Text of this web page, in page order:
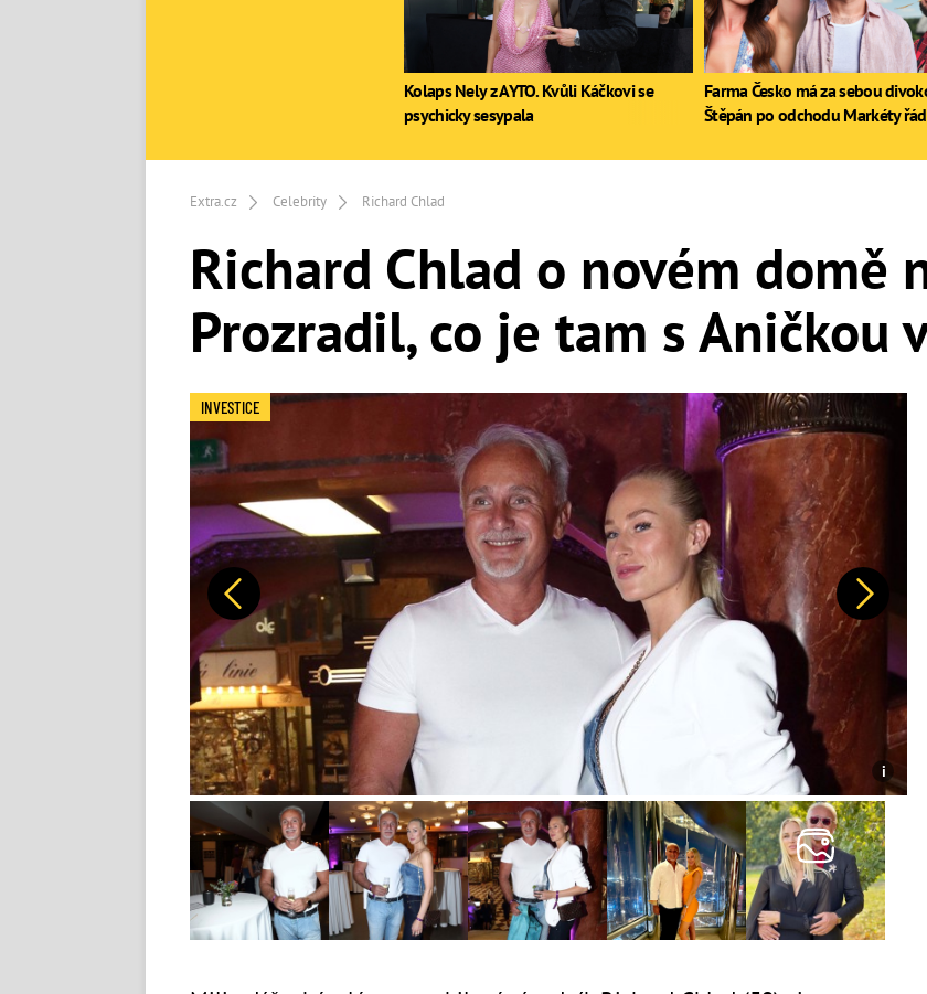
Extra.cz Celebrity Richard Chlad
Richard Chlad o novém domě
Prozradil, co je tam s Aničkou
Předchozí Další
INVESTICE
Kolaps Nely z AYTO. Kvůli Káčkovi se
psychicky sesypala
Farma Česko má za sebou
Štěpán po odchodu Markéty